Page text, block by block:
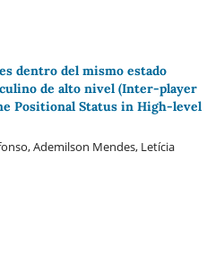
dentro del mismo estado
de alto nivel (Inter-player
Positional Status in High-level
Ademilson Mendes, Letícia